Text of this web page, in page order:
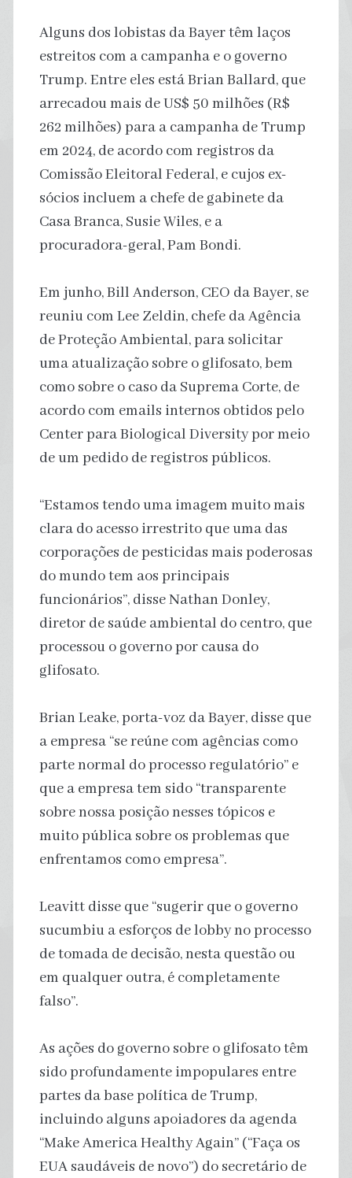
Alguns dos lobistas da Bayer têm laços
estreitos com a campanha e o governo
Trump. Entre eles está Brian Ballard, que
arrecadou mais de US$ 50 milhões (R$
262 milhões) para a campanha de Trump
em 2024, de acordo com registros da
Comissão Eleitoral Federal, e cujos ex-
sócios incluem a chefe de gabinete da
Casa Branca, Susie Wiles, e a
procuradora-geral, Pam Bondi.
Em junho, Bill Anderson, CEO da Bayer, se
reuniu com Lee Zeldin, chefe da Agência
de Proteção Ambiental, para solicitar
uma atualização sobre o glifosato, bem
como sobre o caso da Suprema Corte, de
acordo com emails internos obtidos pelo
Center para Biological Diversity por meio
de um pedido de registros públicos.
“Estamos tendo uma imagem muito mais
clara do acesso irrestrito que uma das
corporações de pesticidas mais poderosas
do mundo tem aos principais
funcionários”, disse Nathan Donley,
diretor de saúde ambiental do centro, que
processou o governo por causa do
glifosato.
Brian Leake, porta-voz da Bayer, disse que
a empresa “se reúne com agências como
parte normal do processo regulatório” e
que a empresa tem sido “transparente
sobre nossa posição nesses tópicos e
muito pública sobre os problemas que
enfrentamos como empresa”.
Leavitt disse que “sugerir que o governo
sucumbiu a esforços de lobby no processo
de tomada de decisão, nesta questão ou
em qualquer outra, é completamente
falso”.
As ações do governo sobre o glifosato têm
sido profundamente impopulares entre
partes da base política de Trump,
incluindo alguns apoiadores da agenda
“Make America Healthy Again” (“Faça os
EUA saudáveis de novo”) do secretário de